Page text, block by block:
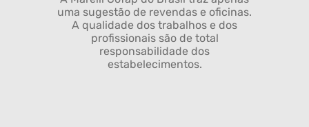
uma sugestão de revendas e oficinas.
A qualidade dos trabalhos e dos
profissionais são de total
responsabilidade dos
estabelecimentos.